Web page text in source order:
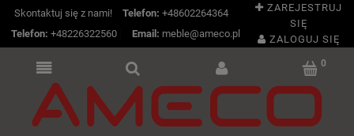
Skontaktuj się z nami! Telefon: +48602264364
Telefon: +48226322560| Email: meble@ameco.pl
ZAREJESTRUJ
SIĘ
ZALOGUJ SIĘ